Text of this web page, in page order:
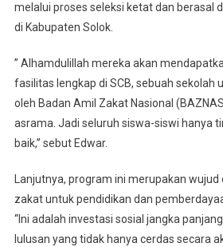
melalui proses seleksi ketat dan berasal
di Kabupaten Solok.
” Alhamdulillah mereka akan
fasilitas lengkap di SCB, sebuah sekolah
oleh Badan Amil Zakat Nasional
asrama. Jadi seluruh siswa-siswi hanya
baik,” sebut Edwar.
Lanjutnya, program ini merupakan
zakat untuk pendidikan dan
“Ini adalah investasi sosial jangka
lulusan yang tidak hanya cerdas secara